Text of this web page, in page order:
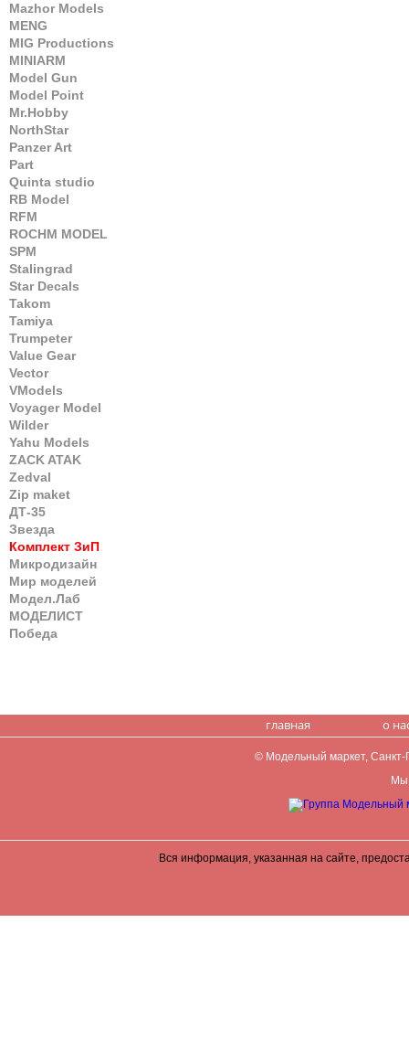
Mazhor Models
MENG
MIG Productions
MINIARM
Model Gun
Model Point
Mr.Hobby
NorthStar
Panzer Art
Part
Quinta studio
RB Model
RFM
ROCHM MODEL
SPM
Stalingrad
Star Decals
Takom
Tamiya
Trumpeter
Value Gear
Vector
VModels
Voyager Model
Wilder
Yahu Models
ZACK ATAK
Zedval
Zip maket
ДТ-35
Звезда
Комплект ЗиП
Микродизайн
Мир моделей
Модел.Лаб
МОДЕЛИСТ
Победа
главная о
© Модельный маркет, Санкт-
Мы
Вся информация, указанная на сайте,